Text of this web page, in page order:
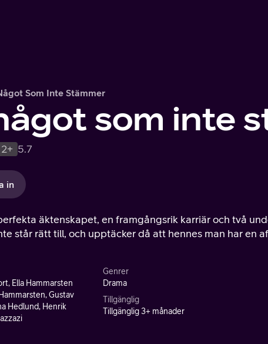
Som Inte Stämmer
som inte
5.7
in
äktenskapet, en framgångsrik karriär och två
står rätt till, och upptäcker då att hennes man har en
Ella Hammarsten
Gustav
Hedlund, Henrik
Genrer
Drama
Tillgänglig
Tillgänglig 3+ månader